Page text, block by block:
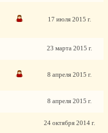
17 июля 2015 г.
23 марта 2015 г.
8 апреля 2015 г.
8 апреля 2015 г.
24 октября 2014 г.